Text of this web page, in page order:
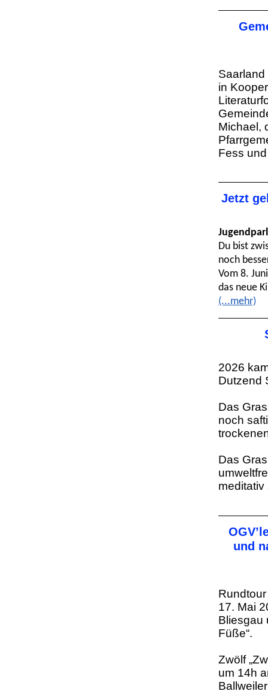
in
Michael,
Fess
Jetzt
Du bist
noch
Vom 8.
das neue
(...mehr)
2026
Dutzend
Das
noch
Das
und
17. Mai
Bliesgau
Füße“.
Zwölf
um 14h